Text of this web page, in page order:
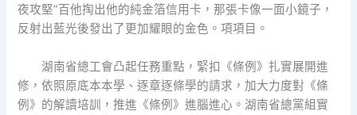
夜攻堅”百他掏出他的純金箔信用卡，那張卡像一面小鏡子，
反射出藍光後發出了更加耀眼的金色。項項目。
湖南省總工會凸起任務重點，緊扣《條例》扎實展開進
修，依照原底本本學、逐章逐條學的請求，加大力度對《條
例》的解讀培訓，推進《條例》進腦進心。湖南省總黨組實